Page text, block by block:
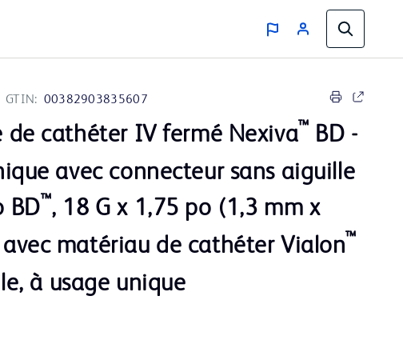
GTIN: 00382903835607
de cathéter IV fermé Nexiva™ BD -
avec connecteur sans aiguille
BD™, 18 G x 1,75 po (1,3 mm x
matériau de cathéter Vialon™
à usage unique